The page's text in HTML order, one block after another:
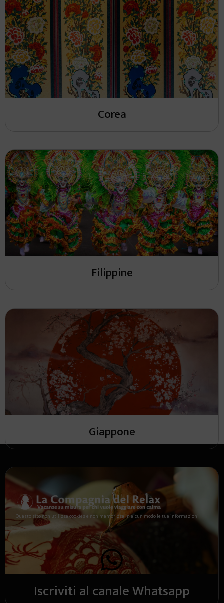
Corea
Filippine
Giappone
Indonesia
Questo sito non utilizza cookies e non memorizza in alcun modo le tue informazioni
Iscriviti al canale Whatsapp